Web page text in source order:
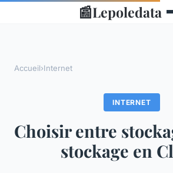
📰Lepoledata
Accueil›Internet
INTERNET
Choisir entre
stockage en